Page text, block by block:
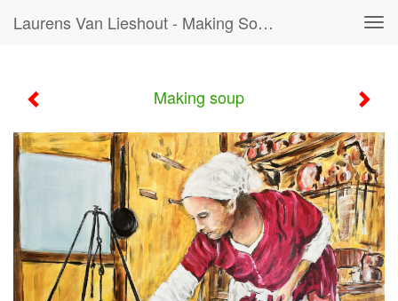
Laurens Van Lieshout - Making Soup
Making soup